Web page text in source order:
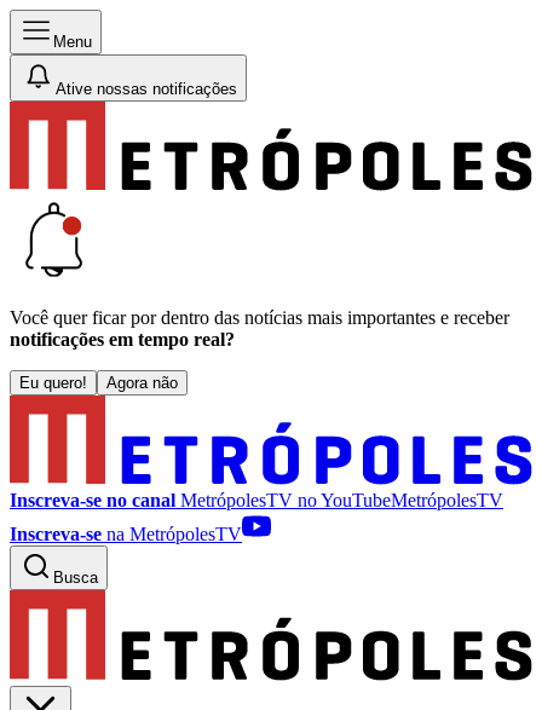
Menu
Ative nossas notificações
Você quer ficar por dentro das notícias mais importantes e receber
notificações em tempo real?
Eu quero! Agora não
Inscreva-se no canal MetrópolesTV noYouTubeMetrópolesTV
Inscreva-se na MetrópolesTV
Busca